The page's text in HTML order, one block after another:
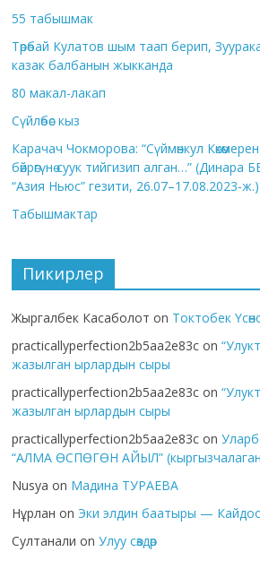
55 табышмак
Төрөбай Кулатов шым таап берип,
казак балбанын жыкканда
80 макал-лакап
Сүйлөбөс кыз
Карачач Чокморова: “Сүймөнкул Көкөмерен
бөйрөгүнө суук тийгизип алган…”
“Азия Ньюс” гезити, 26.07–17.08.2023-ж.)
Табышмактар
Пикирлер
Жыргалбек Касаболот on Токтобек
practicallyperfection2b5aa2e83c on
жазылган ырлардын сыры
practicallyperfection2b5aa2e83c on
жазылган ырлардын сыры
practicallyperfection2b5aa2e83c on
“АЛМА ӨСПӨГӨН АЙЫЛ”
Nusya on Мадина ТУРАЕВА
Нұрлан on Эки элдин баатыры —
Султанали onУлуу сөздөр